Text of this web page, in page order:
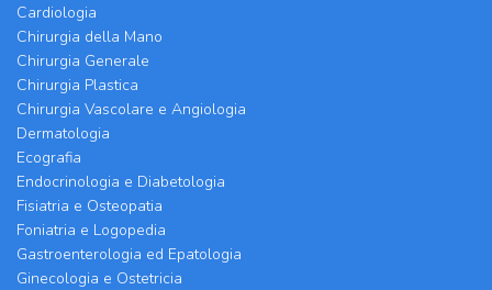
Cardiologia
Chirurgia della Mano
Chirurgia Generale
Chirurgia Plastica
Chirurgia Vascolare e Angiologia
Dermatologia
Ecografia
Endocrinologia e Diabetologia
Fisiatria e Osteopatia
Foniatria e Logopedia
Gastroenterologia ed Epatologia
Ginecologia e Ostetricia